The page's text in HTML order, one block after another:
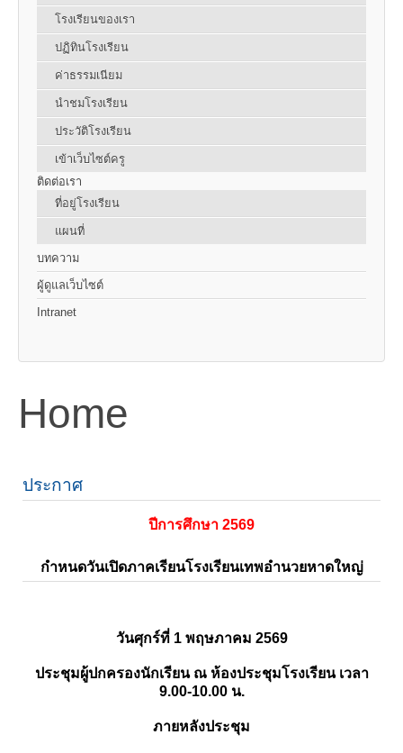
โรงเรียนของเรา
ปฏิทินโรงเรียน
ค่าธรรมเนียม
นำชมโรงเรียน
ประวัติโรงเรียน
เข้าเว็บไซต์ครู
ติดต่อเรา
ที่อยู่โรงเรียน
แผนที่
บทความ
ผู้ดูแลเว็บไซต์
Intranet
Home
ประกาศ
ปีการศึกษา 2569
กำหนดวันเปิดภาคเรียนโรงเรียนเทพอำนวยหาดใหญ่
วันศุกร์ที่ 1 พฤษภาคม 2569
ประชุมผู้ปกครองนักเรียน ณ ห้องประชุมโรงเรียน เวลา
9.00-10.00 น.
ภายหลังประชุม